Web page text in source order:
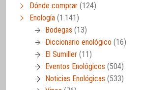
Dónde comprar (124)
Enología (1.141)
Bodegas (13)
Diccionario enológico (16)
El Sumiller (11)
Eventos Enológicos (504)
Noticias Enológicas (533)